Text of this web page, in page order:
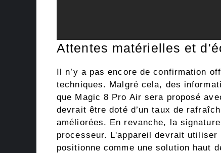
Attentes matérielles et
Il n’y a pas encore de confirmation
techniques. Malgré cela, des
que Magic 8 Pro Air sera proposé
devrait être doté d’un taux de
améliorées. En revanche, la
processeur. L'appareil devrait
positionne comme une solution haut